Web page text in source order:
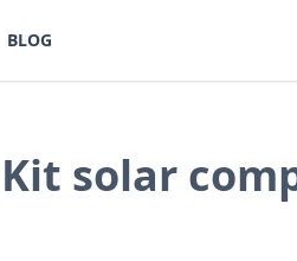
BLOG
Kit solar